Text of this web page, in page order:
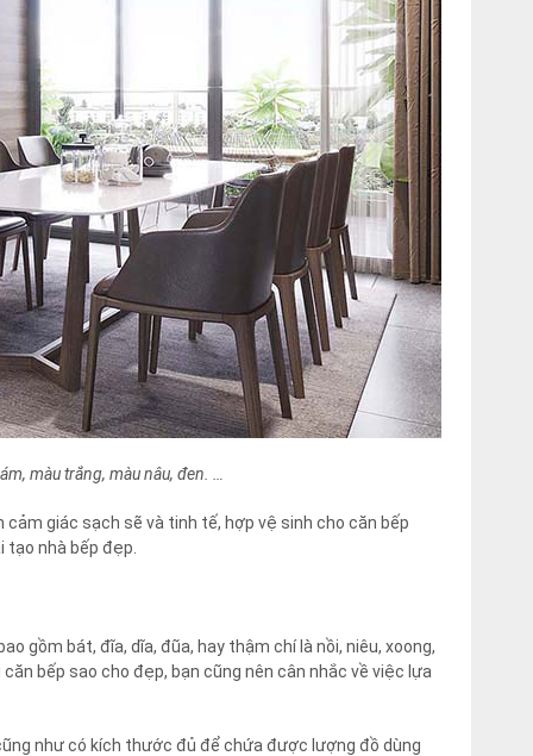
màu trắng, màu nâu, đen. …
giác sạch sẽ và tinh tế, hợp vệ sinh cho căn bếp
tạo nhà bếp đẹp.
gồm bát, đĩa, dĩa, đũa, hay thậm chí là nồi, niêu, xoong,
bếp sao cho đẹp, bạn cũng nên cân nhắc về việc lựa
như có kích thước đủ để chứa được lượng đồ dùng